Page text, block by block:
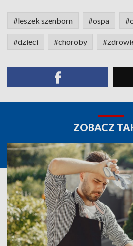
#leszek szenborn #ospa
#dzieci #choroby
ZOBACZ